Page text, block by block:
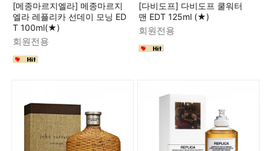
[메종마르지엘라] 메종마르지
엘라 레플리카 선데이 모닝 ED
T 100ml(★)
회원전용
[다비도프] 다비도프 쿨워터
맨 EDT 125ml (★)
회원전용